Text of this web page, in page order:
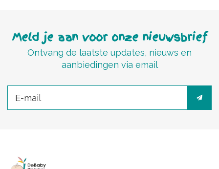
Meld je aan voor onze nieuwsbrief
Ontvang de laatste updates, nieuws en
aanbiedingen via email